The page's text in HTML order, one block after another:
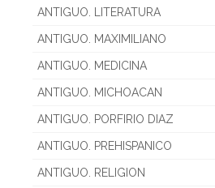
ANTIGUO. LITERATURA
ANTIGUO. MAXIMILIANO
ANTIGUO. MEDICINA
ANTIGUO. MICHOACAN
ANTIGUO. PORFIRIO DIAZ
ANTIGUO. PREHISPANICO
ANTIGUO. RELIGION